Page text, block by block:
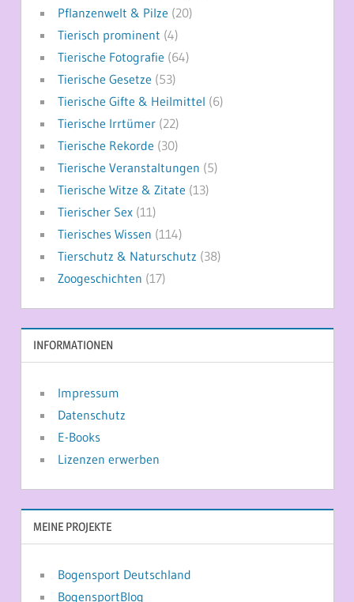
Pflanzenwelt & Pilze (20)
Tierisch prominent (4)
Tierische Fotografie (64)
Tierische Gesetze (53)
Tierische Gifte & Heilmittel (6)
Tierische Irrtümer(22)
Tierische Rekorde (30)
Tierische Veranstaltungen (5)
Tierische Witze & Zitate (13)
Tierischer Sex(11)
Tierisches Wissen (114)
Tierschutz & Naturschutz (38)
Zoogeschichten (17)
INFORMATIONEN
Impressum
Datenschutz
E-Books
Lizenzen erwerben
MEINE PROJEKTE
Bogensport Deutschland
BogensportBlog